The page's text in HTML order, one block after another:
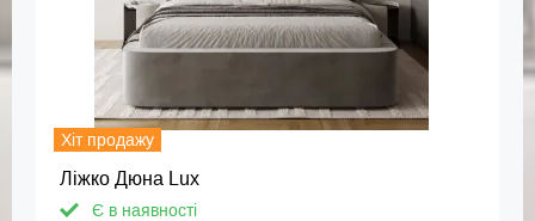
Хіт продажу
Ліжко Дюна Lux
Є в наявності